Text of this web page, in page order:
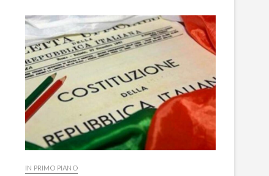
IN PRIMO PIANO